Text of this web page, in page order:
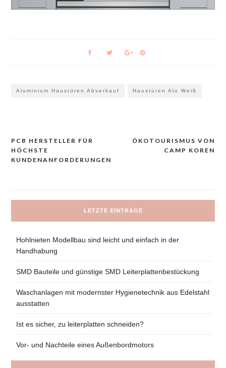
Aluminium Haustüren Abverkauf Haustüren Alu Weiß
Navigacija
prispevka
PCB HERSTELLER FÜR
HÖCHSTE
KUNDENANFORDERUNGEN
ÖKOTOURISMUS VON
CAMP KOREN
LETZTE EINTRÄGE
Hohlnieten Modellbau sind leicht und einfach in der
Handhabung
SMD Bauteile und günstige SMD Leiterplattenbestückung
Waschanlagen mit modernster Hygienetechnik aus Edelstahl
ausstatten
Ist es sicher, zu leiterplatten schneiden?
Vor- und Nachteile eines Außenbordmotors